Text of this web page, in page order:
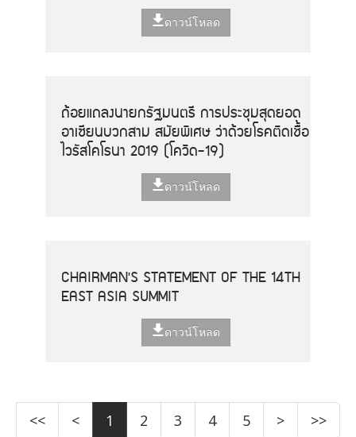
ดาวน์โหลด
ถ้อยแถลงนายกรัฐมนตรี การประชุมสุดยอด
อาเซียนบวกสาม สมัยพิเศษ ว่าด้วยโรคติดเชื้อ
ไวรัสโคโรนา 2019 (โควิด-19)
ดาวน์โหลด
CHAIRMAN'S STATEMENT OF THE 14TH
EAST ASIA SUMMIT
ดาวน์โหลด
<< < 1 2 3 4 5 > >>